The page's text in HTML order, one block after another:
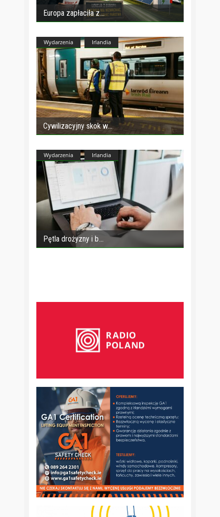
Europa zapłaciła z
Wydarzenia Irlandia
Cywilizacyjny skok w
Wydarzenia Irlandia
Pętla drożyzny i b